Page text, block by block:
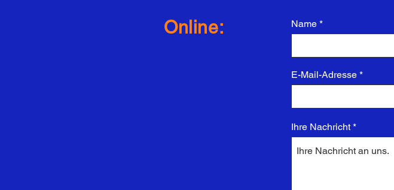
Name
E-Mail-Adresse
Ihre Nachricht
Online: